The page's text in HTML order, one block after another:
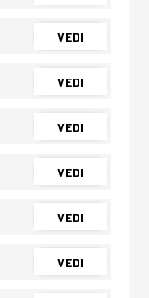
VEDI
VEDI
VEDI
VEDI
VEDI
VEDI